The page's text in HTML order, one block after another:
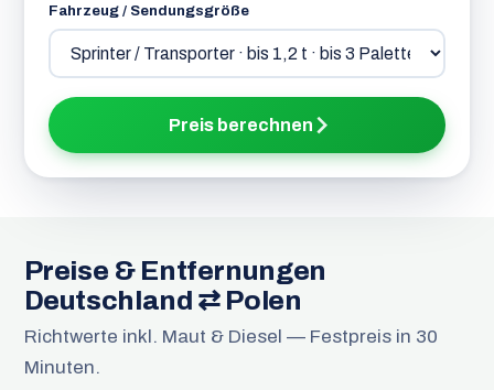
Fahrzeug / Sendungsgröße
Preis berechnen
Preise & Entfernungen
Deutschland ⇄ Polen
Richtwerte inkl. Maut & Diesel — Festpreis in 30
Minuten.